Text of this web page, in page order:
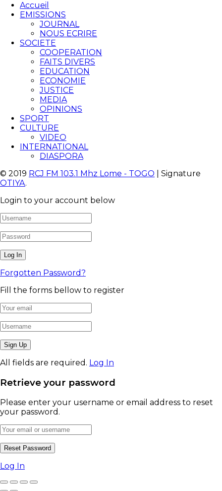
Accueil
EMISSIONS
JOURNAL
NOUS ECRIRE
SOCIETE
COOPERATION
FAITS DIVERS
EDUCATION
ECONOMIE
JUSTICE
MEDIA
OPINIONS
SPORT
CULTURE
VIDEO
INTERNATIONAL
DIASPORA
© 2019 RCJ FM 103.1 Mhz Lome - TOGO | Signature
OTIYA.
Login to your account below
Forgotten Password?
Fill the forms bellow to register
All fields are required. Log In
Retrieve your password
Please enter your username or email address to reset
your password.
Log In